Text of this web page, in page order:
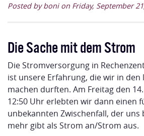
Posted by boni on Friday, September
Die Sache mit dem Strom
Die Stromversorgung in
ist unsere Erfahrung, die wir in den
machen durften. Am Freitag den
12:50 Uhr erlebten wir dann einen
unbekannten Zwischenfall, der uns
mehr gibt als Strom an/Strom aus.